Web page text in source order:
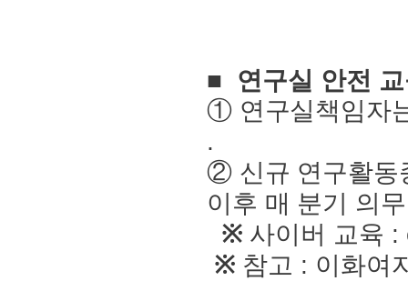
■ 연구실 안전
① 연구실책임자
.
② 신규 연구활
이후 매 분기 의
※ 사이버 교육 :
※ 참고 : 이화여